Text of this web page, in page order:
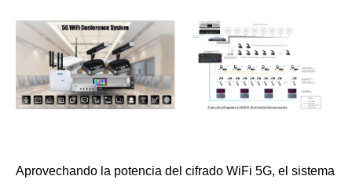
Aprovechando la potencia del cifrado WiFi 5G, el sistema